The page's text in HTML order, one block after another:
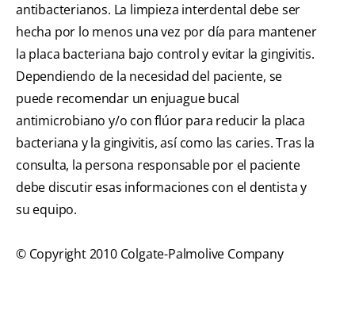
antibacterianos. La limpieza interdental debe ser
hecha por lo menos una vez por día para mantener
la placa bacteriana bajo control y evitar la gingivitis.
Dependiendo de la necesidad del paciente, se
puede recomendar un enjuague bucal
antimicrobiano y/o con flúor para reducir la placa
bacteriana y la gingivitis, así como las caries. Tras la
consulta, la persona responsable por el paciente
debe discutir esas informaciones con el dentista y
su equipo.
© Copyright 2010 Colgate-Palmolive Company